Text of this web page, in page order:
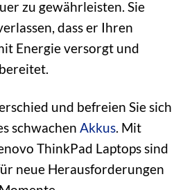
zu gewährleisten. Sie
dass er Ihren
Energie versorgt und
und befreien Sie sich
schwachen Akkus. Mit
ThinkPad Laptops sind
neue Herausforderungen